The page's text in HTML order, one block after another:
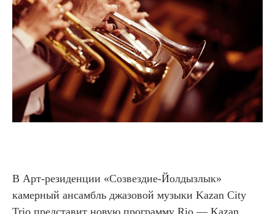
В Арт-резиденции «Созвездие-Йолдызлык»
камерный ансамбль джазовой музыки Kazan City